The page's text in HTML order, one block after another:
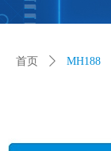
首页 ꄲ MH188